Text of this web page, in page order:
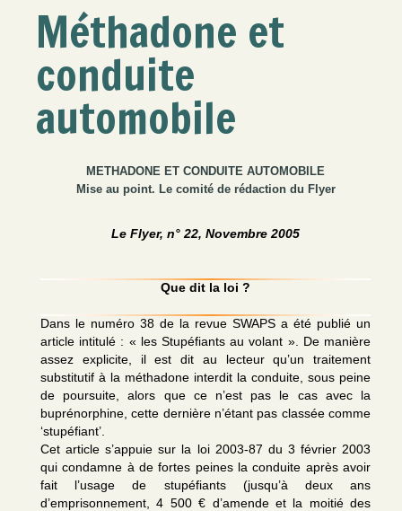
Méthadone et
conduite
automobile
METHADONE ET CONDUITE AUTOMOBILE
Mise au point. Le comité de rédaction du Flyer
Le Flyer, n° 22, Novembre 2005
Que dit la loi ?
Dans le numéro 38 de la revue SWAPS a été publié un
article intitulé : « les Stupéfiants au volant ». De manière
assez explicite, il est dit au lecteur qu’un traitement
substitutif à la méthadone interdit la conduite, sous peine
de poursuite, alors que ce n’est pas le cas avec la
buprénorphine, cette dernière n’étant pas classée comme
‘stupéfiant’.
Cet article s’appuie sur la loi 2003-87 du 3 février 2003
qui condamne à de fortes peines la conduite après avoir
fait l’usage de stupéfiants (jusqu’à deux ans
d’emprisonnement, 4 500 € d’amende et la moitié des